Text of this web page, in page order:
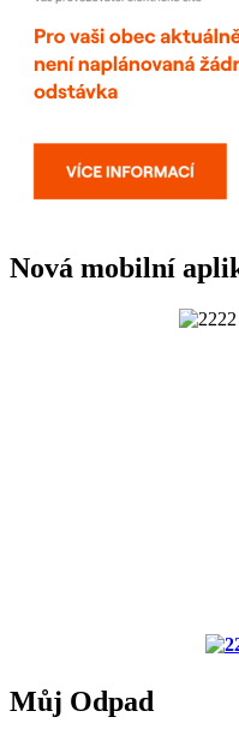
Nová mobilní
Můj Odpad